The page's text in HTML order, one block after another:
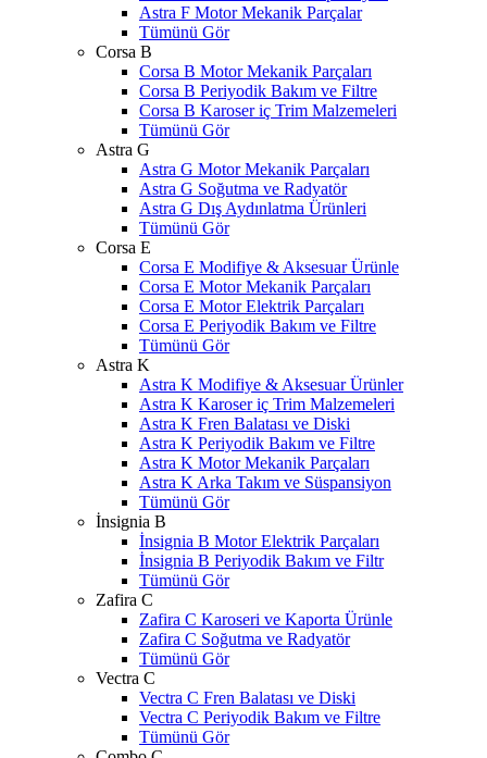
Astra F Motor Mekanik Parçalar
Tümünü Gör
Corsa B
Corsa B Motor Mekanik Parçaları
Corsa B Periyodik Bakım ve Filtre
Corsa B Karoser iç Trim Malzemeleri
Tümünü Gör
Astra G
Astra G Motor Mekanik Parçaları
Astra G Soğutma ve Radyatör
Astra G Dış Aydınlatma Ürünleri
Tümünü Gör
Corsa E
Corsa E Modifiye & Aksesuar Ürünle
Corsa E Motor Mekanik Parçaları
Corsa E Motor Elektrik Parçaları
Corsa E Periyodik Bakım ve Filtre
Tümünü Gör
Astra K
Astra K Modifiye & Aksesuar Ürünler
Astra K Karoser iç Trim Malzemeleri
Astra K Fren Balatası ve Diski
Astra K Periyodik Bakım ve Filtre
Astra K Motor Mekanik Parçaları
Astra K Arka Takım ve Süspansiyon
Tümünü Gör
İnsignia B
İnsignia B Motor Elektrik Parçaları
İnsignia B Periyodik Bakım ve Filtr
Tümünü Gör
Zafira C
Zafira C Karoseri ve Kaporta Ürünle
Zafira C Soğutma ve Radyatör
Tümünü Gör
Vectra C
Vectra C Fren Balatası ve Diski
Vectra C Periyodik Bakım ve Filtre
Tümünü Gör